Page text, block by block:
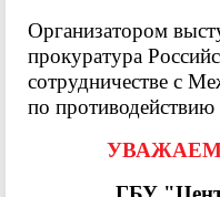
Организатором
прокуратура
сотрудничестве с
по